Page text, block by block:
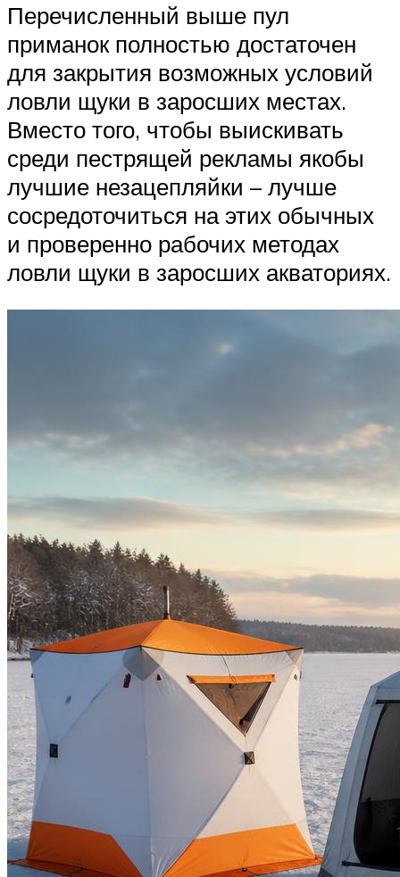
Перечисленный выше пул
приманок полностью достаточен
для закрытия возможных условий
ловли щуки в заросших местах.
Вместо того, чтобы выискивать
среди пестрящей рекламы якобы
лучшие незацепляйки – лучше
сосредоточиться на этих обычных
и проверенно рабочих методах
ловли щуки в заросших акваториях.